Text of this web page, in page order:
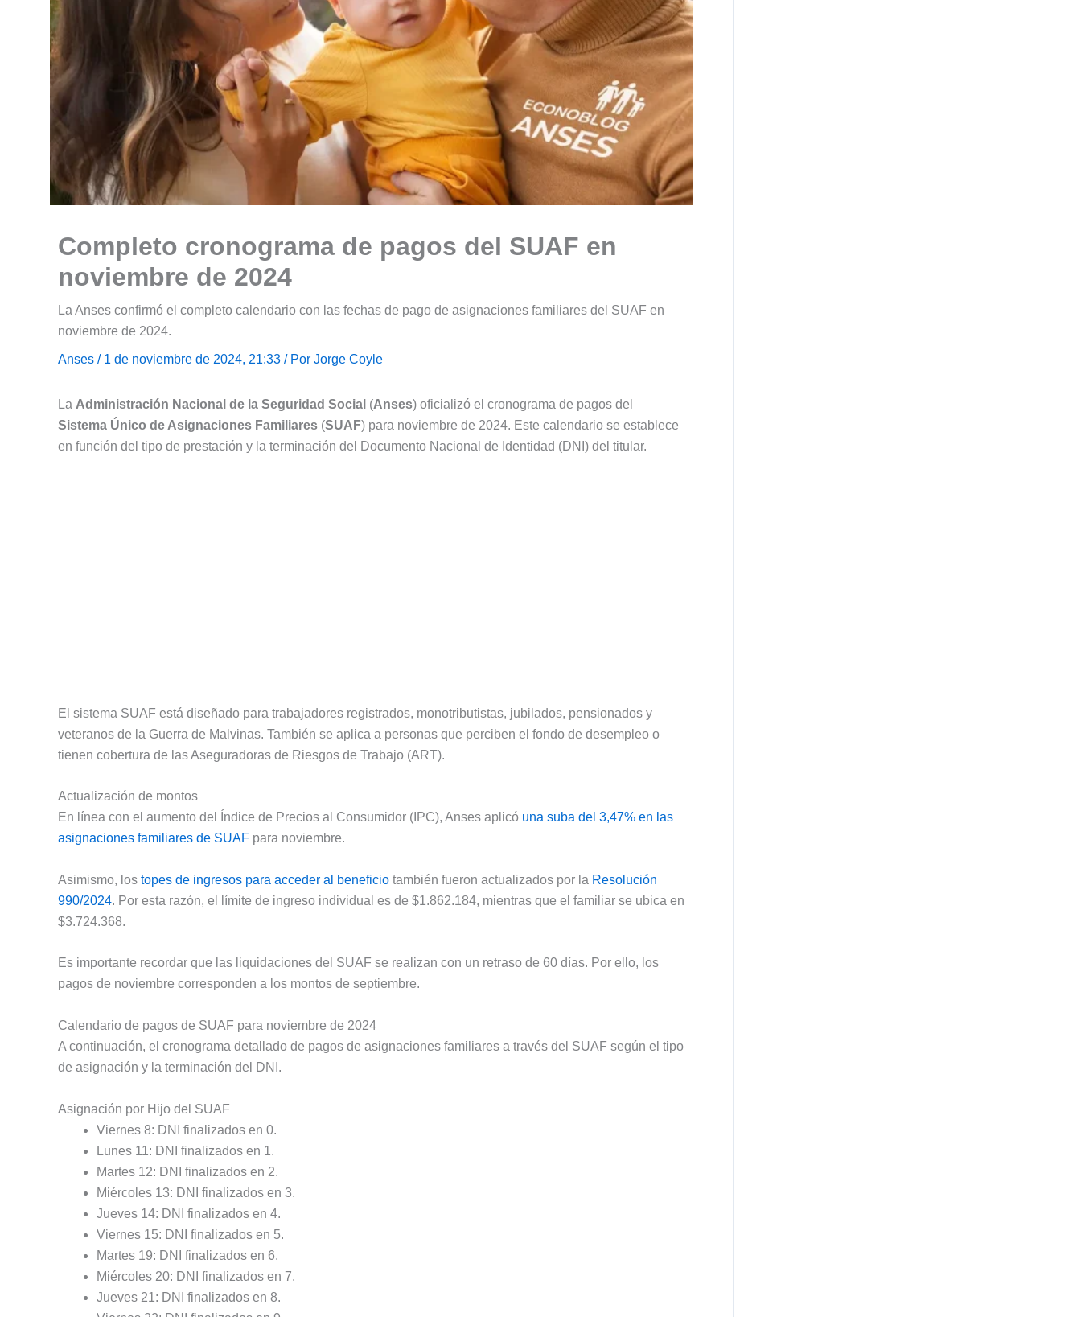
Completo cronograma de pagos del SUAF en
noviembre de 2024
La Anses confirmó el completo calendario con las fechas de pago de asignaciones familiares del SUAF en
noviembre de 2024.
Anses / 1 de noviembre de 2024, 21:33 / Por Jorge Coyle
La Administración Nacional de la Seguridad Social (Anses) oficializó el cronograma de pagos del
Sistema Único de Asignaciones Familiares (SUAF) para noviembre de 2024. Este calendario se establece
en función del tipo de prestación y la terminación del Documento Nacional de Identidad (DNI) del titular.
El sistema SUAF está diseñado para trabajadores registrados, monotributistas, jubilados, pensionados y
veteranos de la Guerra de Malvinas. También se aplica a personas que perciben el fondo de desempleo o
tienen cobertura de las Aseguradoras de Riesgos de Trabajo (ART).
Actualización de montos
En línea con el aumento del Índice de Precios al Consumidor (IPC), Anses aplicó una suba del 3,47% en las
asignaciones familiares de SUAF para noviembre.
Asimismo, los topes de ingresos para acceder al beneficio también fueron actualizados por la Resolución
990/2024. Por esta razón, el límite de ingreso individual es de $1.862.184, mientras que el familiar se ubica en
$3.724.368.
Es importante recordar que las liquidaciones del SUAF se realizan con un retraso de 60 días. Por ello, los
pagos de noviembre corresponden a los montos de septiembre.
Calendario de pagos de SUAF para noviembre de 2024
A continuación, el cronograma detallado de pagos de asignaciones familiares a través del SUAF según el tipo
de asignación y la terminación del DNI.
Asignación por Hijo del SUAF
Viernes 8: DNI finalizados en 0.
Lunes 11: DNI finalizados en 1.
Martes 12: DNI finalizados en 2.
Miércoles 13: DNI finalizados en 3.
Jueves 14: DNI finalizados en 4.
Viernes 15: DNI finalizados en 5.
Martes 19: DNI finalizados en 6.
Miércoles 20: DNI finalizados en 7.
Jueves 21: DNI finalizados en 8.